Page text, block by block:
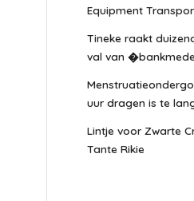
Equipment
Tineke raakt
val van
uur dragen is te
Lintje voor Zwarte
Tante Rikie